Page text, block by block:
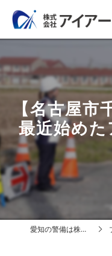
【名古屋市
最近始め
愛知の警備は株式会社アイアール